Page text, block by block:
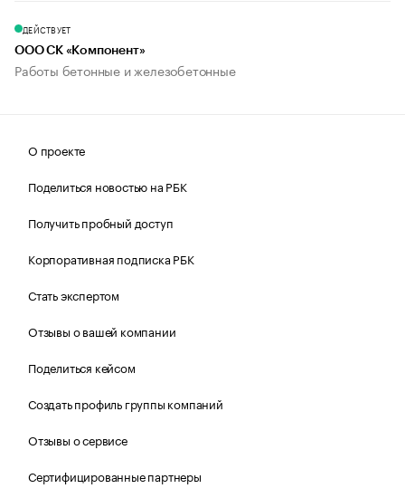
ДЕЙСТВУЕТ
ООО СК «Компонент»
Работы бетонные и железобетонные
О проекте
Поделиться новостью на РБК
Получить пробный доступ
Корпоративная подписка РБК
Стать экспертом
Отзывы о вашей компании
Поделиться кейсом
Создать профиль группы компаний
Отзывы о сервисе
Сертифицированные партнеры